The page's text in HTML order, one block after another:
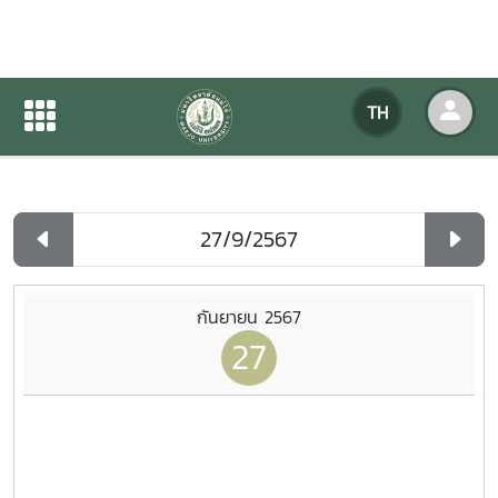
TH
ปฏิทินกิจกรรมของหน่วยงาน
ปฏิทินกิจกรรมของหน่วยงาน
กันยายน 2567
27